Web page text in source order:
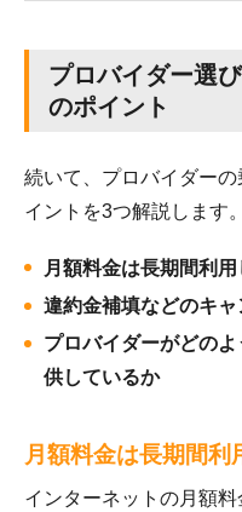
プロバイダー選
のポイント
続いて、プロバイダー
イントを3つ解説します。
月額料金は長期間利
違約金補填などのキ
プロバイダーがどの
供しているか
月額料金は長期間利
インターネットの月額